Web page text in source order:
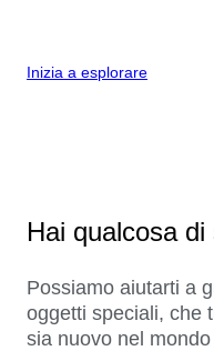
Inizia a esplorare
Hai qualcosa
Possiamo aiutarti a
oggetti speciali, che
sia nuovo nel